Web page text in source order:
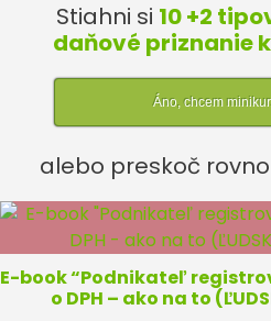
Stiahni si 10 +2
daňové priznanie
Áno, chcem
alebo preskoč
E-book “Podnikateľ
o DPH – ako na to